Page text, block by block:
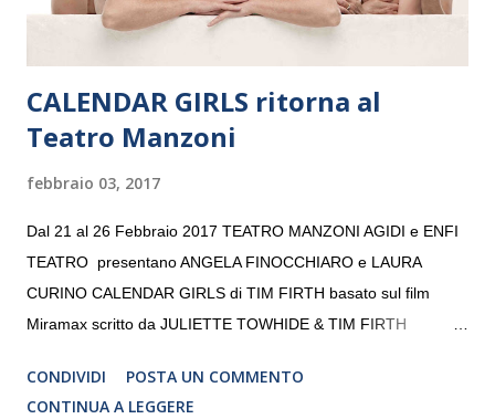
CALENDAR GIRLS ritorna al
Teatro Manzoni
febbraio 03, 2017
Dal 21 al 26 Febbraio 2017 TEATRO MANZONI AGIDI e ENFI
TEATRO presentano ANGELA FINOCCHIARO e LAURA
CURINO CALENDAR GIRLS di TIM FIRTH basato sul film
Miramax scritto da JULIETTE TOWHIDE & TIM FIRTH
CRISTINA PEZZOLI
CONDIVIDI
POSTA UN COMMENTO
CONTINUA A LEGGERE